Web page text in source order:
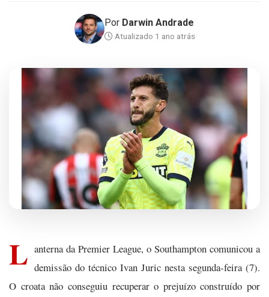
Por Darwin Andrade
Atualizado 1 ano atrás
L anterna da Premier League, o Southampton comunicou a
demissão do técnico Ivan Juric nesta segunda-feira (7).
O croata não conseguiu recuperar o prejuízo construído por